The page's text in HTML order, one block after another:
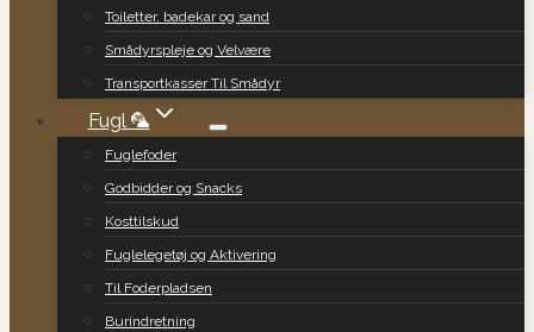
Toiletter, badekar og sand
Smådyrspleje og Velvære
Transportkasser Til Smådyr
Fugl 🦜
Fuglefoder
Godbidder og Snacks
Kosttilskud
Fuglelegetøj og Aktivering
Til Foderpladsen
Burindretning